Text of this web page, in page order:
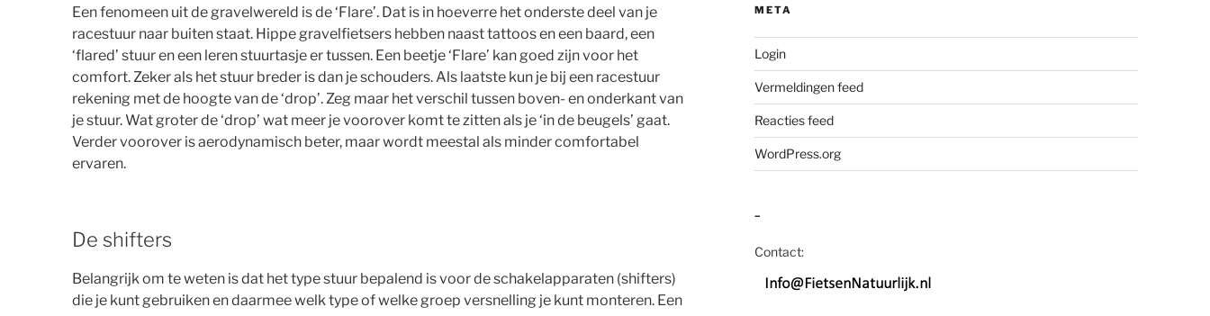
Een fenomeen uit de gravelwereld is de ‘Flare’. Dat is in hoeverre het onderste deel van je
racestuur naar buiten staat. Hippe gravelfietsers hebben naast tattoos en een baard, een
‘flared’ stuur en een leren stuurtasje er tussen. Een beetje ‘Flare’ kan goed zijn voor het
comfort. Zeker als het stuur breder is dan je schouders. Als laatste kun je bij een racestuur
rekening met de hoogte van de ‘drop’. Zeg maar het verschil tussen boven- en onderkant van
je stuur. Wat groter de ‘drop’ wat meer je voorover komt te zitten als je ‘in de beugels’ gaat.
Verder voorover is aerodynamisch beter, maar wordt meestal als minder comfortabel
ervaren.
De shifters
Belangrijk om te weten is dat het type stuur bepalend is voor de schakelapparaten (shifters)
die je kunt gebruiken en daarmee welk type of welke groep versnelling je kunt monteren. Een
META
Login
Vermeldingen feed
Reacties feed
WordPress.org
–
Contact: